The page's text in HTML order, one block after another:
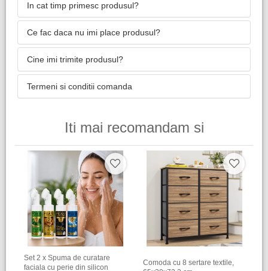
In cat timp primesc produsul?
Ce fac daca nu imi place produsul?
Cine imi trimite produsul?
Termeni si conditii comanda
Iti mai recomandam si
Set 2 x Spuma de curatare
faciala cu perie din silicon
Comoda cu 8 sertare textile,